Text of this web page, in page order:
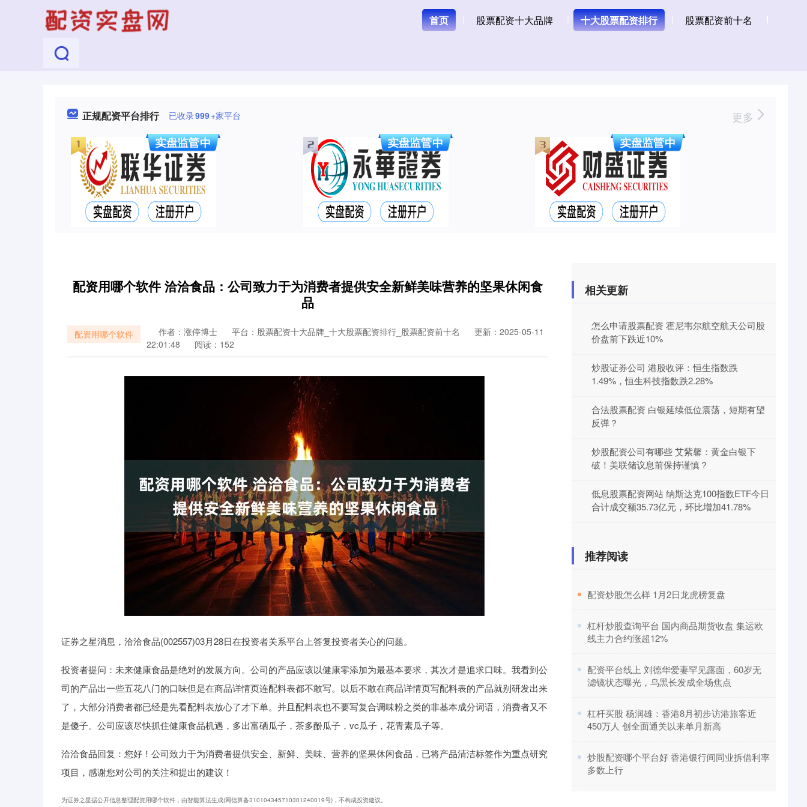
首页 股票配资十大品牌 十大股票配资排行 股票配资前十名
正规配资平台排行 已收录999+家平台 更多
配资用哪个软件 洽洽食品：公司致力于为消费者提供安全新鲜美味营养的坚果休闲食
品
配资用哪个软件 作者：涨停博士 平台：股票配资十大品牌_十大股票配资排行_股票配资前十名
更新：2025-05-11
22:01:48
阅读：152
证券之星消息，洽洽食品(002557)03月28日在投资者关系平台上答复投资者关心的问题。
投资者提问：未来健康食品是绝对的发展方向。公司的产品应该以健康零添加为最基本要求，其次才是追求口味。我看到公
司的产品出一些五花八门的口味但是在商品详情页连配料表都不敢写。以后不敢在商品详情页写配料表的产品就别研发出来
了，大部分消费者都已经是先看配料表放心了才下单。并且配料表也不要写复合调味粉之类的非基本成分词语，消费者又不
是傻子。公司应该尽快抓住健康食品机遇，多出富硒瓜子，茶多酚瓜子，vc瓜子，花青素瓜子等。
洽洽食品回复：您好！公司致力于为消费者提供安全、新鲜、美味、营养的坚果休闲食品，已将产品清洁标签作为重点研究
项目，感谢您对公司的关注和提出的建议！
为证券之星据公开信息整理配资用哪个软件，由智能算法生成(网信算备310104345710301240019号)，不构成投资建议。
相关更新
怎么申请股票配资 霍尼韦尔航空航天公司股
价盘前下跌近10%
炒股证券公司 港股收评：恒生指数跌
1.49%，恒生科技指数跌2.28%
合法股票配资 白银延续低位震荡，短期有望
反弹？
炒股配资公司有哪些 艾紫馨：黄金白银下
破！美联储议息前保持谨慎？
低息股票配资网站 纳斯达克100指数ETF今日
合计成交额35.73亿元，环比增加41.78%
推荐阅读
​配资炒股怎么样 1月2日龙虎榜复盘
​杠杆炒股查询平台 国内商品期货收盘 集运欧
线主力合约涨超12%
​配资平台线上 刘德华爱妻罕见露面，60岁无
滤镜状态曝光，乌黑长发成全场焦点
​杠杆买股 杨润雄：香港8月初步访港旅客近
450万人 创全面通关以来单月新高
​炒股配资哪个平台好 香港银行间同业拆借利率
多数上行